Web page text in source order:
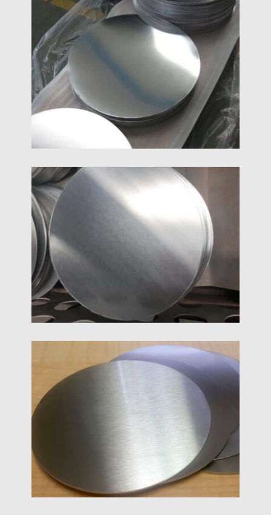
3003 алюмінієві круги мають видатну
продуктивність і міцніші, ніж 1000 серії
алюмінієві кола. Вони є найкращим вибором для
посуду, абажур, та виготовлення дорожніх
знаків.
1100 Алюмінієве Коло
1100 алюмінієві круги - це сплави чистого
алюмінію, що містять 99.0% алюміній і не може
бути зміцнений термічною обробкою; вони мають
низьку міцність, але хорошу
пластичність,Формування, зварюваність і
стійкість до корозії.
1060 Алюмінієві Круглі Диски
1060 алюмінієві круги/диски мають високий вміст
використовуваний сплав на ринку і відносно